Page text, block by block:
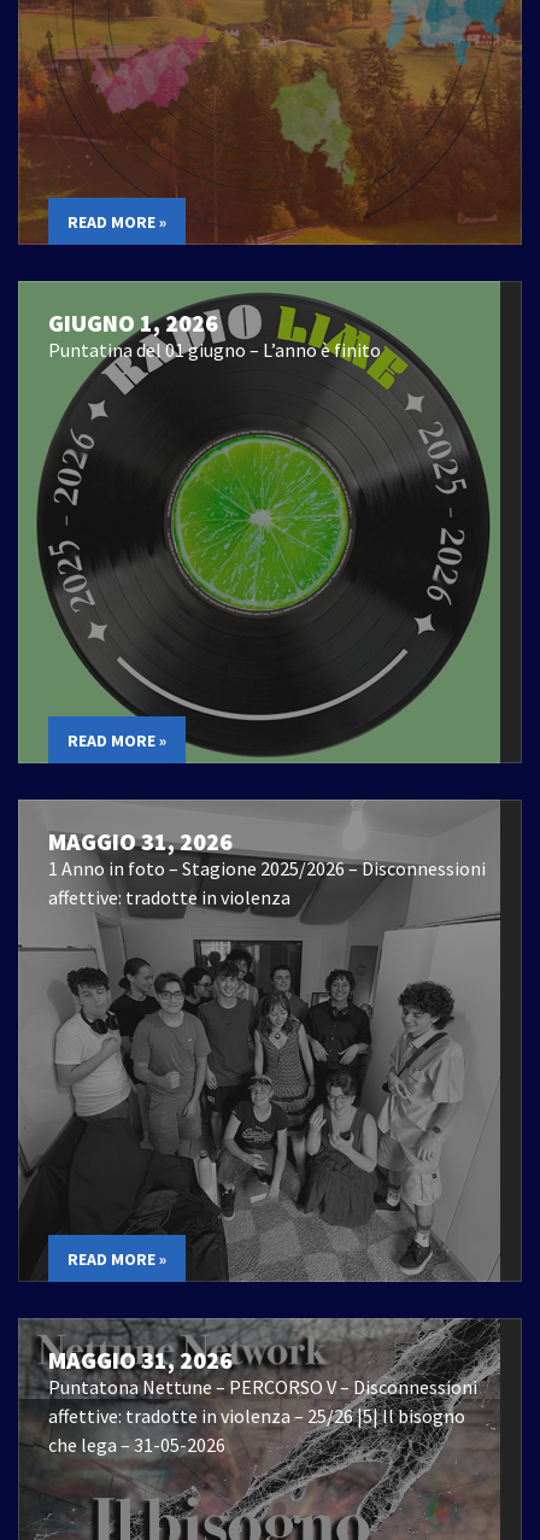
READ MORE »
GIUGNO 1, 2026
Puntatina del 01 giugno – L’anno è finito
READ MORE »
MAGGIO 31, 2026
1 Anno in foto – Stagione 2025/2026 – Disconnessioni
affettive: tradotte in violenza
READ MORE »
MAGGIO 31, 2026
Puntatona Nettune – PERCORSO V – Disconnessioni
affettive: tradotte in violenza – 25/26 |5| Il bisogno
che lega – 31-05-2026